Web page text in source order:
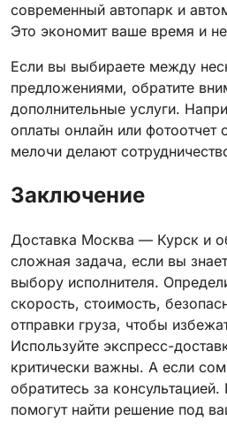
современный автопарк и
Это экономит ваше время и
Если вы выбираете между
предложениями, обратите
дополнительные услуги.
оплаты онлайн или фотоотчет
мелочи делают
Заключение
Доставка Москва — Курск и
сложная задача, если вы
выбору исполнителя.
скорость, стоимость,
отправки груза, чтобы
Используйте экспресс-
критически важны. А если
обратитесь за
помогут найти решение под